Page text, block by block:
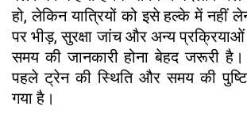
हो, लेकिन यात्रियों को इसे हल्के में नहीं
पर भीड़, सुरक्षा जांच और अन्य
समय की जानकारी होना बेहद जरूरी
पहले ट्रेन की स्थिति और समय की
गया है।